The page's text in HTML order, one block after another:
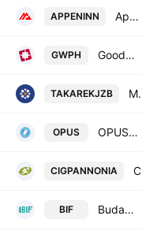
APPENINN Appeninn Vagyonkezelo Holding Nyrt
GWPH Goodwill Pharma Nyrt.
TAKAREKJZB MBH Mortgage Bank Co. Plc.
OPUS OPUS GLOBAL Nyrt.
CIGPANNONIA
BIF Budapesti Ingatlan Hasznositasi es Fejlesztesi Nyrt